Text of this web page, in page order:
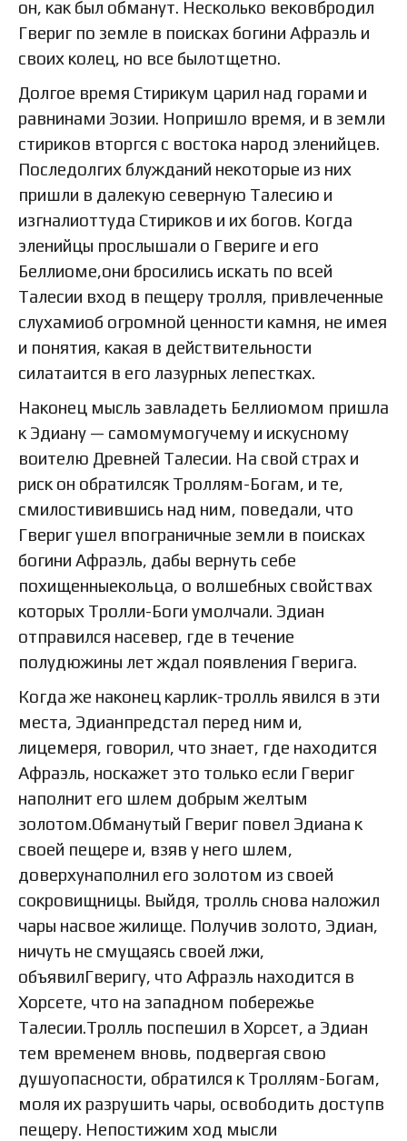
он, как был обманут. Несколько вековбродил
Гвериг по земле в поисках богини Афраэль и
своих колец, но все былотщетно.
Долгое время Стирикум царил над горами и
равнинами Эозии. Нопришло время, и в земли
стириков вторгся с востока народ эленийцев.
Последолгих блужданий некоторые из них
пришли в далекую северную Талесию и
изгналиоттуда Стириков и их богов. Когда
эленийцы прослышали о Гвериге и его
Беллиоме,они бросились искать по всей
Талесии вход в пещеру тролля, привлеченные
слухамиоб огромной ценности камня, не имея
и понятия, какая в действительности
силатаится в его лазурных лепестках.
Наконец мысль завладеть Беллиомом пришла
к Эдиану — самомумогучему и искусному
воителю Древней Талесии. На свой страх и
риск он обратилсяк Троллям-Богам, и те,
смилостивившись над ним, поведали, что
Гвериг ушел впограничные земли в поисках
богини Афраэль, дабы вернуть себе
похищенныекольца, о волшебных свойствах
которых Тролли-Боги умолчали. Эдиан
отправился насевер, где в течение
полудюжины лет ждал появления Гверига.
Когда же наконец карлик-тролль явился в эти
места, Эдианпредстал перед ним и,
лицемеря, говорил, что знает, где находится
Афраэль, носкажет это только если Гвериг
наполнит его шлем добрым желтым
золотом.Обманутый Гвериг повел Эдиана к
своей пещере и, взяв у него шлем,
доверхунаполнил его золотом из своей
сокровищницы. Выйдя, тролль снова наложил
чары насвое жилище. Получив золото, Эдиан,
ничуть не смущаясь своей лжи,
объявилГверигу, что Афраэль находится в
Хорсете, что на западном побережье
Талесии.Тролль поспешил в Хорсет, а Эдиан
тем временем вновь, подвергая свою
душуопасности, обратился к Троллям-Богам,
моля их разрушить чары, освободить доступв
пещеру. Непостижим ход мысли